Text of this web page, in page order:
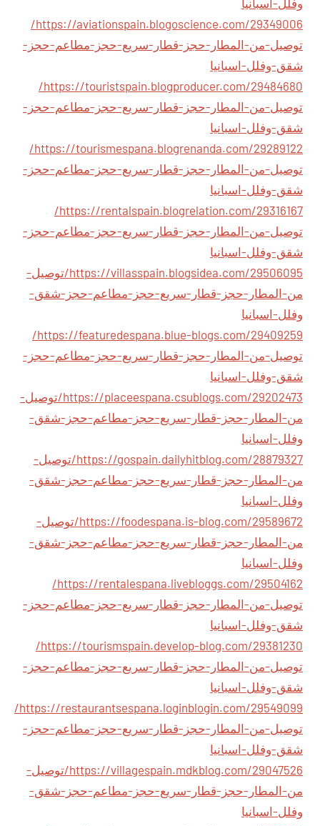
وفلل-اسبانيا
https://aviationspain.blogoscience.com/29349006/
توصيل-من-المطار-حجز-قطار-سريع-حجز-مطاعم-حجز-
شقق-وفلل-اسبانيا
https://touristspain.blogproducer.com/29484680/
توصيل-من-المطار-حجز-قطار-سريع-حجز-مطاعم-حجز-
شقق-وفلل-اسبانيا
https://tourismespana.blogrenanda.com/29289122/
توصيل-من-المطار-حجز-قطار-سريع-حجز-مطاعم-حجز-
شقق-وفلل-اسبانيا
https://rentalspain.blogrelation.com/29316167/
توصيل-من-المطار-حجز-قطار-سريع-حجز-مطاعم-حجز-
شقق-وفلل-اسبانيا
https://villasspain.blogsidea.com/29506095/توصيل-
من-المطار-حجز-قطار-سريع-حجز-مطاعم-حجز-شقق-
وفلل-اسبانيا
https://featuredespana.blue-blogs.com/29409259/
توصيل-من-المطار-حجز-قطار-سريع-حجز-مطاعم-حجز-
شقق-وفلل-اسبانيا
https://placeespana.csublogs.com/29202473/توصيل-
من-المطار-حجز-قطار-سريع-حجز-مطاعم-حجز-شقق-
وفلل-اسبانيا
https://gospain.dailyhitblog.com/28879327/توصيل-
من-المطار-حجز-قطار-سريع-حجز-مطاعم-حجز-شقق-
وفلل-اسبانيا
https://foodespana.is-blog.com/29589672/توصيل-
من-المطار-حجز-قطار-سريع-حجز-مطاعم-حجز-شقق-
وفلل-اسبانيا
https://rentalespana.livebloggs.com/29504162/
توصيل-من-المطار-حجز-قطار-سريع-حجز-مطاعم-حجز-
شقق-وفلل-اسبانيا
https://tourismspain.develop-blog.com/29381230/
توصيل-من-المطار-حجز-قطار-سريع-حجز-مطاعم-حجز-
شقق-وفلل-اسبانيا
https://restaurantsespana.loginblogin.com/29549099/
توصيل-من-المطار-حجز-قطار-سريع-حجز-مطاعم-حجز-
شقق-وفلل-اسبانيا
https://villagespain.mdkblog.com/29047526/توصيل-
من-المطار-حجز-قطار-سريع-حجز-مطاعم-حجز-شقق-
وفلل-اسبانيا